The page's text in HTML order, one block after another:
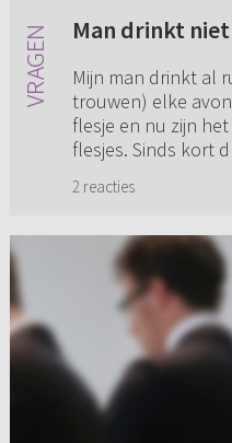
Man drinkt
Mijn man drinkt al
trouwen) elke
flesje en nu zijn
flesjes. Sinds kort
2 reacties